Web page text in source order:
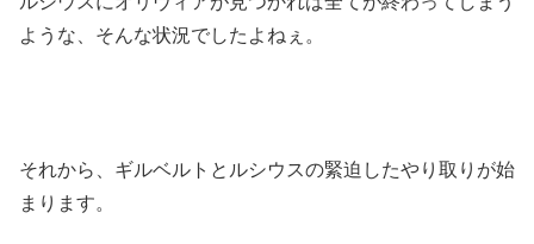
ような、そんな状況でしたよねぇ。
それから、ギルベルトとルシウスの緊迫したやり取りが始
まります。